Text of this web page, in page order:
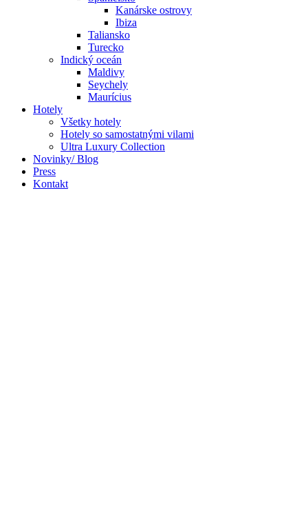
Kanárske ostrovy
Ibiza
Taliansko
Turecko
Indický oceán
Maldivy
Seychely
Maurícius
Hotely
Všetky hotely
Hotely so samostatnými vilami
Ultra Luxury Collection
Novinky/ Blog
Press
Kontakt